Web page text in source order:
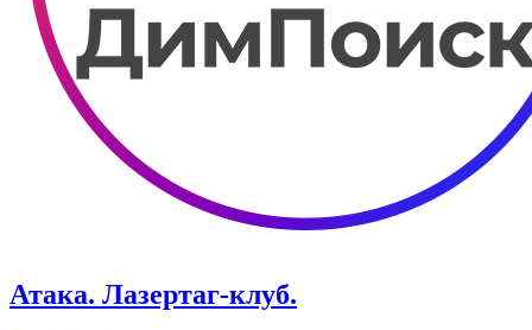
Атака. ​Лазертаг-клуб.